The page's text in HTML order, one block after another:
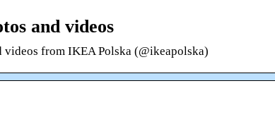
and videos
videos from IKEA Polska (@ikeapolska)